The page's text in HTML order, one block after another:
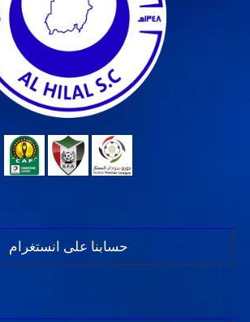
حسابنا على انستغرام